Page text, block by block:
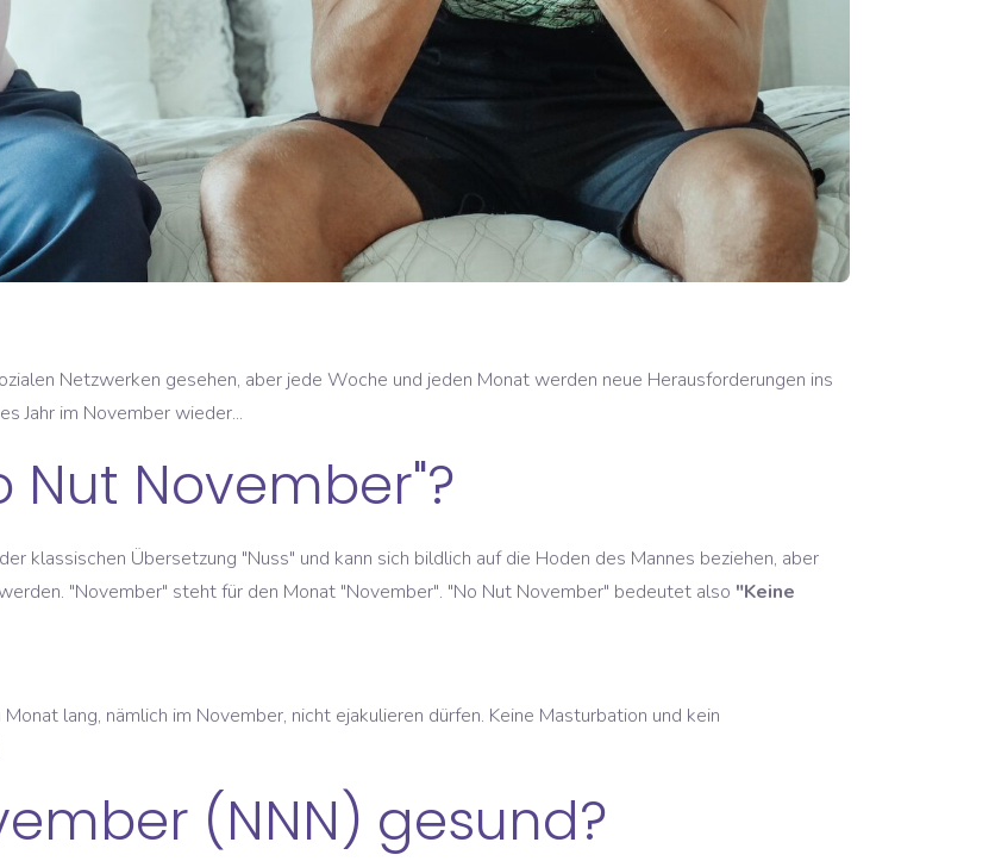
Netzwerken gesehen, aber jede Woche und jeden Monat werden neue Herausforderungen ins
Jahr im November wieder...
Nut November"?
klassischen Übersetzung "Nuss" und kann sich bildlich auf die Hoden des Mannes beziehen, aber
"November" steht für den Monat "November". "No Nut November" bedeutet also "Keine
lang, nämlich im November, nicht ejakulieren dürfen. Keine Masturbation und kein
(NNN) gesund?